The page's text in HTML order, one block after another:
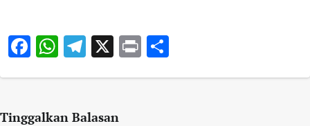
Facebook
WhatsApp
Telegram
X Print
Tinggalkan Balasan